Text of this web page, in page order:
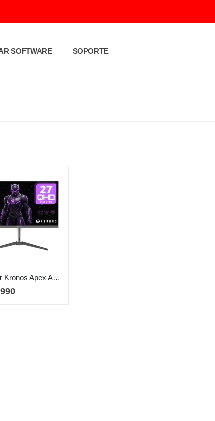
SOFTWARE SOPORTE
Monitor Kronos Apex AZ-270, 27″ QHD, 260Hz IPS, Free-sync G-sync